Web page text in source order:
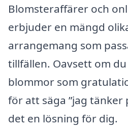
Blomsteraffärer och
erbjuder en mängd
arrangemang som
tillfällen. Oavsett om du
blommor som
för att säga ”jag tänker
det en lösning för dig.